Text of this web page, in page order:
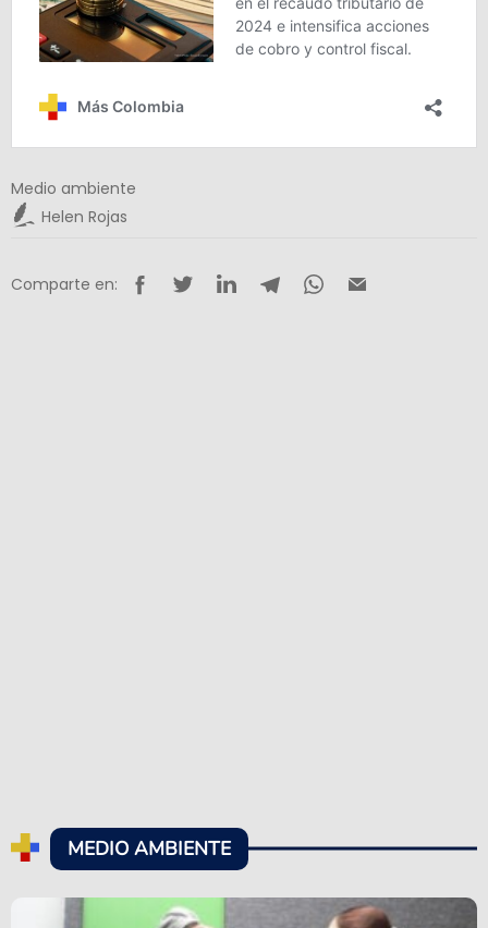
Medio ambiente
Helen Rojas
Comparte en:
MEDIO AMBIENTE